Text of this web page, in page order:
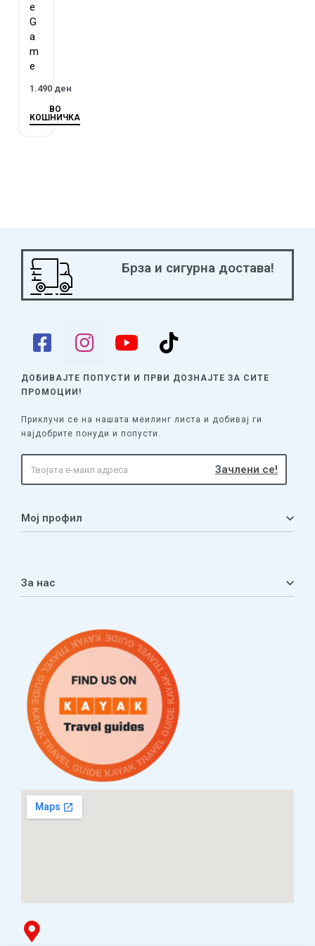
e
G
a
m
e
1.490 ден
ВО
КОШНИЧКА
Брза и сигурна достава!
ДОБИВАЈТЕ ПОПУСТИ И ПРВИ ДОЗНАЈТЕ ЗА СИТЕ
ПРОМОЦИИ!
Приклучи се на нашата меилинг листа и добивај ги
најдобрите понуди и попусти.
Мој профил
Листа на желби
За нас
Услови за плаќање и испорака
Наши партнери